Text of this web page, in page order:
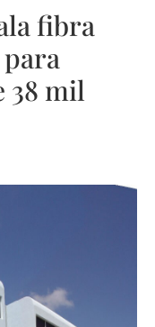
fibra
38 mil